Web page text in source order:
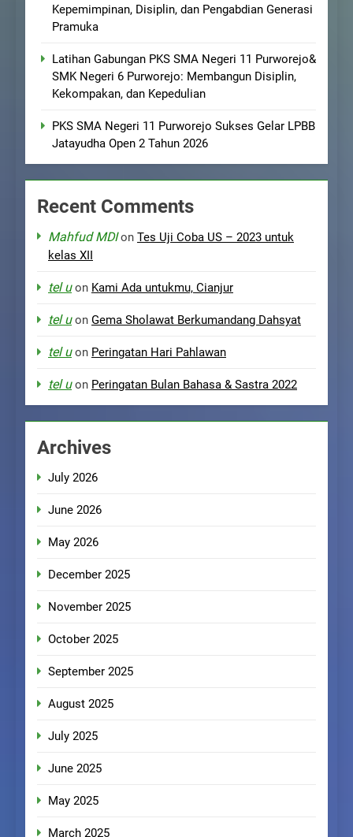
Kepemimpinan, Disiplin, dan Pengabdian Generasi
Pramuka
Latihan Gabungan PKS SMA Negeri 11 Purworejo&
SMK Negeri 6 Purworejo: Membangun Disiplin,
Kekompakan, dan Kepedulian
PKS SMA Negeri 11 Purworejo Sukses Gelar LPBB
Jatayudha Open 2 Tahun 2026
Recent Comments
Mahfud MDIon Tes Uji Coba US – 2023 untuk
kelas XII
tel uon Kami Ada untukmu, Cianjur
tel uon Gema Sholawat Berkumandang Dahsyat
tel uon Peringatan Hari Pahlawan
tel uon Peringatan Bulan Bahasa & Sastra 2022
Archives
July 2026
June 2026
May 2026
December 2025
November 2025
October 2025
September 2025
August 2025
July 2025
June 2025
May 2025
March 2025